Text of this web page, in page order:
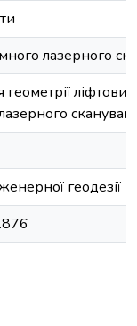
лазерного
геодезії